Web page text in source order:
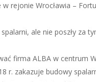
rejonie Wrocławia –
ale nie poszły za
firma ALBA w centrum
r. zakazuje budowy